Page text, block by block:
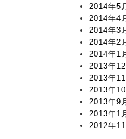
2014年5
2014年4
2014年3
2014年2
2014年1
2013年12
2013年11
2013年10
2013年9
2013年1
2012年11